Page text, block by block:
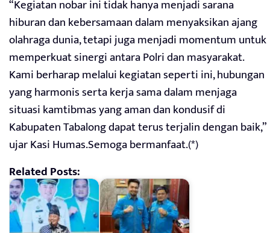
“Kegiatan nobar ini tidak hanya menjadi sarana
hiburan dan kebersamaan dalam menyaksikan ajang
olahraga dunia, tetapi juga menjadi momentum untuk
memperkuat sinergi antara Polri dan masyarakat.
Kami berharap melalui kegiatan seperti ini, hubungan
yang harmonis serta kerja sama dalam menjaga
situasi kamtibmas yang aman dan kondusif di
Kabupaten Tabalong dapat terus terjalin dengan baik,”
ujar Kasi Humas.Semoga bermanfaat.(*)
Related Posts: